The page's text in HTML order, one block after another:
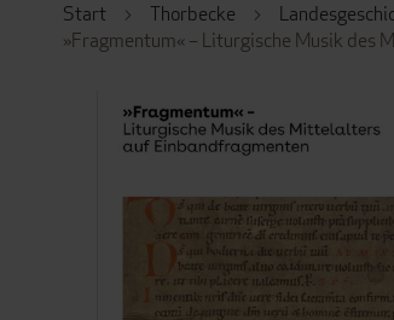
Start Thorbecke
»Fragmentum« – Liturgische Musik
ENDE
DER